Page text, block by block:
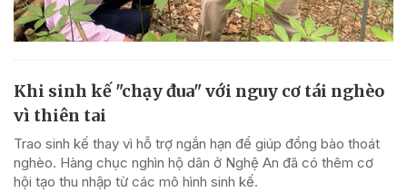
Khi sinh kế "chạy đua" với nguy cơ tái nghèo
vì thiên tai
Trao sinh kế thay vì hỗ trợ ngắn hạn để giúp đồng bào thoát
nghèo. Hàng chục nghìn hộ dân ở Nghệ An đã có thêm cơ
hội tạo thu nhập từ các mô hình sinh kế.